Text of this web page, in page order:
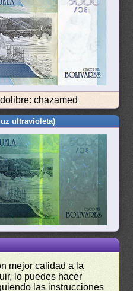
chazamed
ultravioleta)
mejor calidad a la
lo puedes hacer
las instrucciones